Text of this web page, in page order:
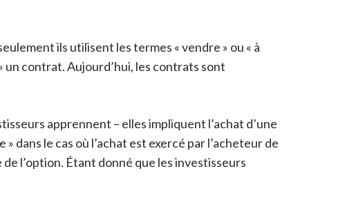
ils utilisent les termes « vendre » ou « à
un contrat. Aujourd’hui, les contrats sont
apprennent – elles impliquent l’achat d’une
dans le cas où l’achat est exercé par l’acheteur de
l’option. Étant donné que les investisseurs